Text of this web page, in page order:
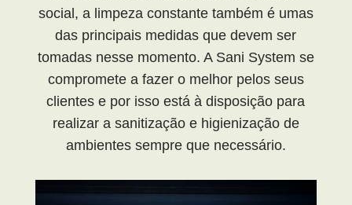
social, a limpeza constante também é umas
das principais medidas que devem ser
tomadas nesse momento. A Sani System se
compromete a fazer o melhor pelos seus
clientes e por isso está à disposição para
realizar a sanitização e higienização de
ambientes sempre que necessário.